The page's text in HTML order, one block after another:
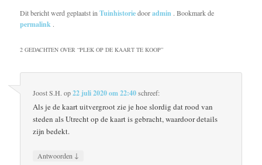
Dit bericht werd geplaatst inTuinhistoriedooradmin . Bookmark de
permalink .
2 GEDACHTEN OVER “PLEK OP DE KAART TE KOOP”
Joost S.H. op22 juli 2020 om 22:40schreef:
Als je de kaart uitvergroot zie je hoe slordig dat rood van
steden als Utrecht op de kaart is gebracht, waardoor details
zijn bedekt.
Antwoorden ↓